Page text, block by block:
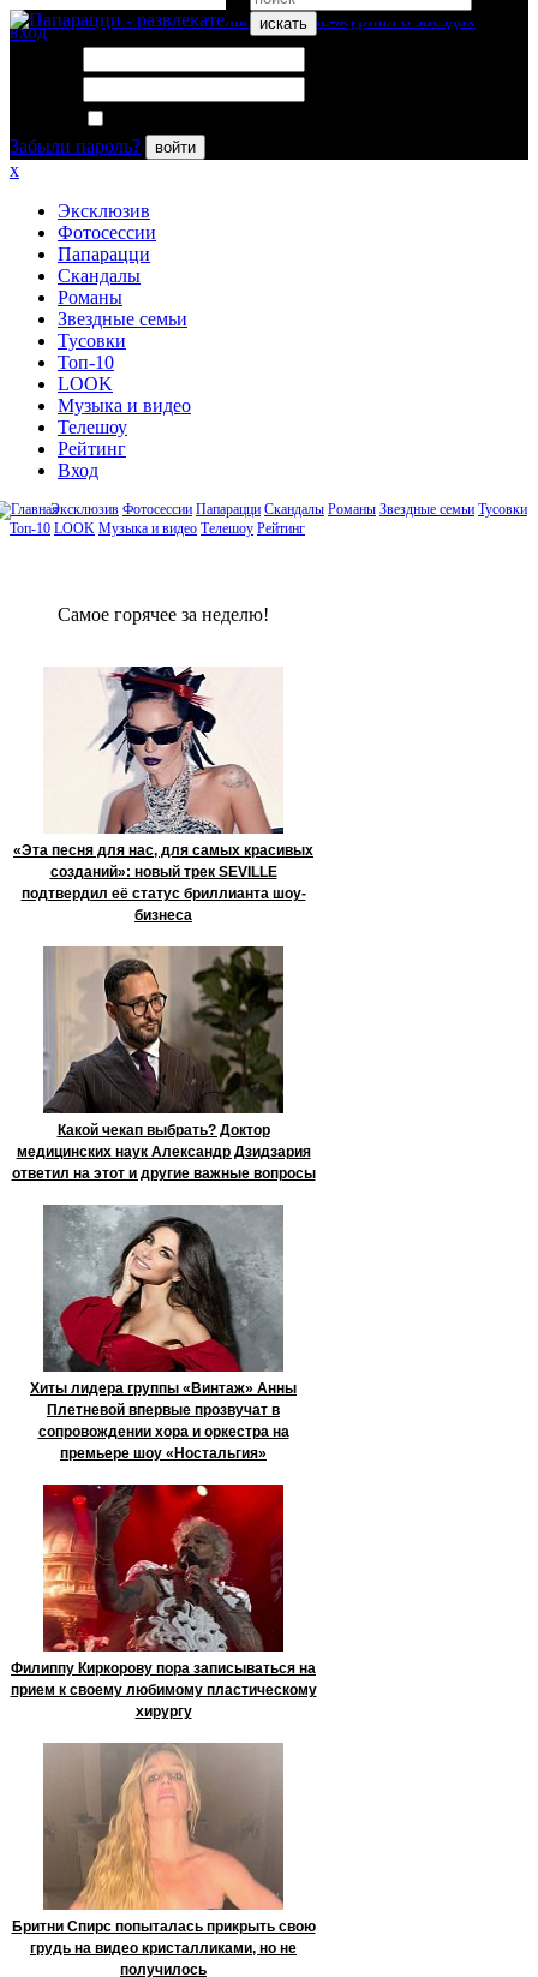
искать
вход
Забыли пароль?
войти
x
Эксклюзив
Фотосессии
Папарацци
Скандалы
Романы
Звездные семьи
Тусовки
Топ-10
LOOK
Музыка и видео
Телешоу
Рейтинг
Вход
Эксклюзив Фотосессии Папарацци Скандалы Романы Звездные семьи Тусовки
Топ-10 LOOK Музыка и видео Телешоу Рейтинг
Сaмое гoрячее за неделю!
«Эта песня для нас, для самых красивых
созданий»: новый трек SEVILLE
подтвердил её статус бриллианта шоу-
бизнеса
Какой чекап выбрать? Доктор
медицинских наук Александр Дзидзария
ответил на этот и другие важные вопросы
Хиты лидера группы «Винтаж» Анны
Плетневой впервые прозвучат в
сопровождении хора и оркестра на
премьере шоу «Ностальгия»
Филиппу Киркорову пора записываться на
прием к своему любимому пластическому
хирургу
Бритни Спирс попыталась прикрыть свою
грудь на видео кристалликами, но не
получилось